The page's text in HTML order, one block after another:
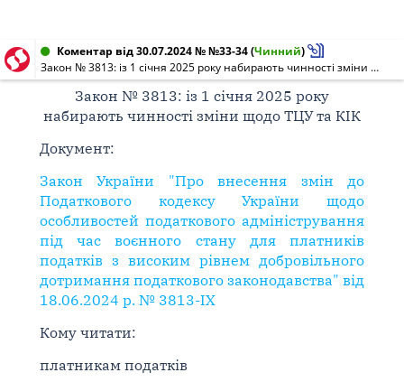
Коментар від 30.07.2024 № №33-34(Чинний)
Закон № 3813: із 1 січня 2025 року набирають чинності зміни щодо ТЦУ та КІК
Закон № 3813: із 1 січня 2025 року
набирають чинності зміни щодо ТЦУ та КІК
Документ:
Закон України "Про внесення змін до
Податкового кодексу України щодо
особливостей податкового адміністрування
під час воєнного стану для платників
податків з високим рівнем добровільного
дотримання податкового законодавства" від
18.06.2024 р. № 3813-IX
Кому читати:
платникам податків